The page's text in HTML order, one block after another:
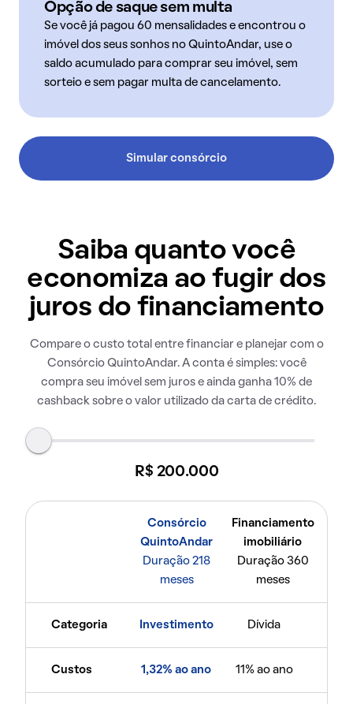
Opção de saque sem multa
Se você já pagou 60 mensalidades e encontrou o
imóvel dos seus sonhos no QuintoAndar, use o
saldo acumulado para comprar seu imóvel, sem
sorteio e sem pagar multa de cancelamento.
Simular consórcio
Saiba quanto você
economiza ao fugir dos
juros do financiamento
Compare o custo total entre financiar e planejar com o
Consórcio QuintoAndar. A conta é simples: você
compra seu imóvel sem juros e ainda ganha 10% de
cashback sobre o valor utilizado da carta de crédito.
R$ 200.000
Consórcio
QuintoAndar
Duração 218
meses
Financiamento
imobiliário
Duração 360
meses
Categoria Investimento Dívida
Custos 1,32% ao ano 11% ao ano